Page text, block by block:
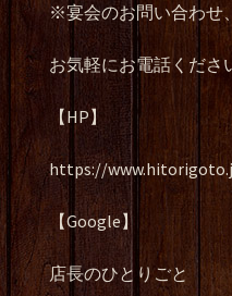
※宴会のお問い合わせ
お気軽にお電話くださ
【HP】
https://
【Google】
店長のひとりごと